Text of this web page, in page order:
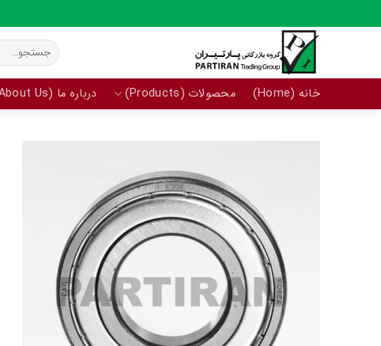
to
جستجو
برای:
خانه (Home) محصولات (Products) درباره ما (About Us)